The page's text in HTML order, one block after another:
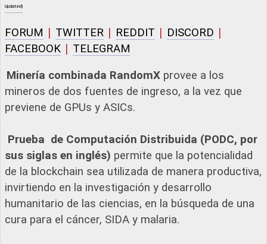
Updated)
FORUM | TWITTER | REDDIT | DISCORD |
FACEBOOK | TELEGRAM
Minería combinada RandomX provee a los
mineros de dos fuentes de ingreso, a la vez que
previene de GPUs y ASICs.
Prueba de Computación Distribuida (PODC, por
sus siglas en inglés) permite que la potencialidad
de la blockchain sea utilizada de manera productiva,
invirtiendo en la investigación y desarrollo
humanitario de las ciencias, en la búsqueda de una
cura para el cáncer, SIDA y malaria.